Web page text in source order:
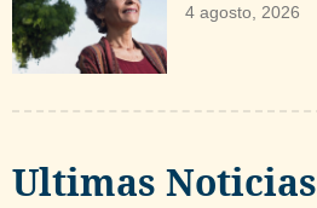
4 agosto, 2026
Ultimas Noticias